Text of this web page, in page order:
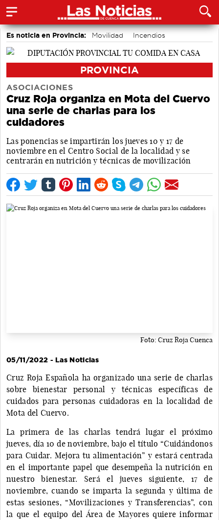
Es noticia en Provincia: Movilidad Incendios
PROVINCIA
ASOCIACIONES
Cruz Roja organiza en Mota del Cuervo
una serie de charlas para los
cuidadores
Las ponencias se impartirán los jueves 10 y 17 de
noviembre en el Centro Social de la localidad y se
centrarán en nutrición y técnicas de movilización
Foto: Cruz Roja Cuenca
05/11/2022 - Las Noticias
Cruz Roja Española ha organizado una serie de charlas
sobre bienestar personal y técnicas específicas de
cuidados para personas cuidadoras en la localidad de
Mota del Cuervo.
La primera de las charlas tendrá lugar el próximo
jueves, día 10 de noviembre, bajo el título “Cuidándonos
para Cuidar. Mejora tu alimentación” y estará centrada
en el importante papel que desempeña la nutrición en
nuestro bienestar. Será el jueves siguiente, 17 de
noviembre, cuando se imparta la segunda y última de
estas sesiones, “Movilizaciones y Transferencias”, con
la que el equipo del Área de Mayores quiere informar